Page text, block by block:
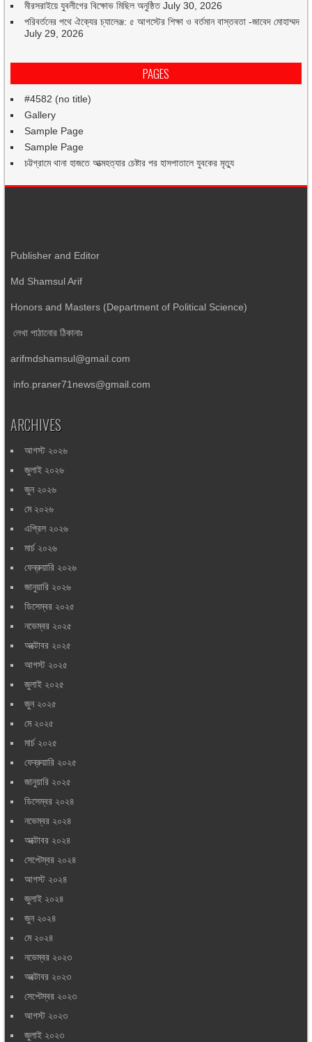
মীরসরাইয়ে যুবলীগের বিক্ষোভ মিছিল অনুষ্ঠিত July 30, 2026
পরিবর্তনের পথে ঐক্যের চ্যালেঞ্জ: ৫ আগস্টের শিক্ষা ও বর্তমান বাস্তবতা -জাবেদ মোহাম্মদ
July 29, 2026
PAGES
#4582 (no title)
Gallery
Sample Page
Sample Page
চট্টগ্রামে থানা হাজতে আত্মহত্যার চেষ্টার পর হাসপাতালে যুবকের মৃত্যু
Publisher and Editor
Md Shamsul Arif
Honors and Masters (Department of Political Science)
লেখা পাঠানোর ঠিকানাঃ
arifmdshamsul@gmail.com
info.praner71news@gmail.com
ARCHIVES
আগস্ট ২০২৬
জুলাই ২০২৬
জুন ২০২৬
মে ২০২৬
এপ্রিল ২০২৬
মার্চ ২০২৬
ফেব্রুয়ারি ২০২৬
জানুয়ারি ২০২৬
ডিসেম্বর ২০২৫
নভেম্বর ২০২৫
অক্টোবর ২০২৫
আগস্ট ২০২৫
জুলাই ২০২৫
জুন ২০২৫
মে ২০২৫
মার্চ ২০২৫
ফেব্রুয়ারি ২০২৫
জানুয়ারি ২০২৫
ডিসেম্বর ২০২৪
নভেম্বর ২০২৪
অক্টোবর ২০২৪
সেপ্টেম্বর ২০২৪
আগস্ট ২০২৪
জুলাই ২০২৪
জুন ২০২৪
মে ২০২৪
নভেম্বর ২০২৩
অক্টোবর ২০২৩
সেপ্টেম্বর ২০২৩
আগস্ট ২০২৩
জুলাই ২০২৩